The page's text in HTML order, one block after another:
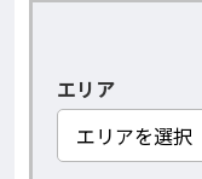
エリア